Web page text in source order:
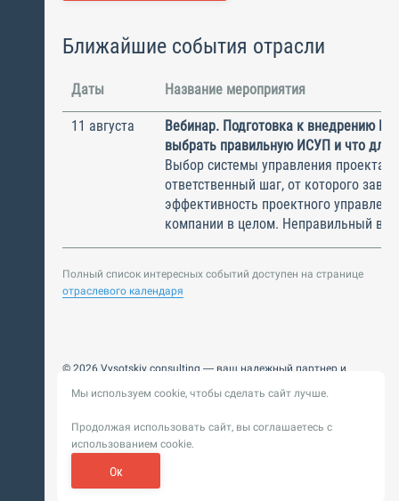
Ближайшие события отрасли
Даты Название мероприятия
11 августа
Вебинар. Подготовка к внедрению
выбрать правильную ИСУП и что для
Выбор системы управления
ответственный шаг, от которого
эффективность проектного
компании в целом. Неправильный
Полный список интересных событий доступен на странице
отраслевого календаря
© 2026 Vysotskiy consulting — ваш надежный партнер и
Цифровизация, BIM, ИИ. Внедряем и оптимизируем
Пользовательское
соглашение
Политика обработки персональных
данных
Разработка сайта —
Мы используем cookie, чтобы сделать сайт лучше.
Продолжая использовать сайт, вы соглашаетесь с
использованием cookie.
Ок